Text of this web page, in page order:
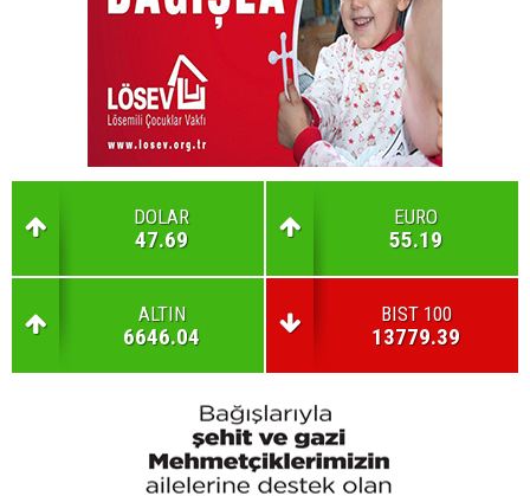
DOLAR
47.69
EURO
55.19
ALTIN
6646.04
BIST 100
13779.39